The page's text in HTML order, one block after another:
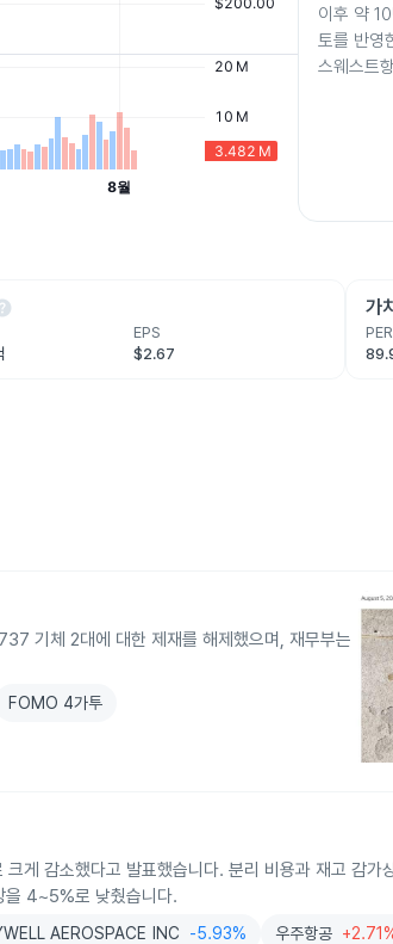
이후 약
토를 반영
스웨스트
EPS
$2.67
가
PER
기체 2대에 대한 제재를 해제했으며, 재무부는
FOMO 4가투
감소했다고 발표했습니다. 분리 비용과 재고 감가
을 4~5%로 낮췄습니다.
AEROSPACE INC -5.93% 우주항공